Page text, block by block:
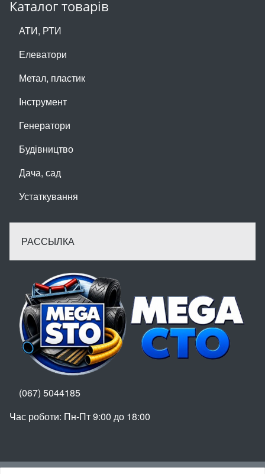
Каталог товарів
АТИ, РТИ
Елеватори
Метал, пластик
Інструмент
Генератори
Будівництво
Дача, сад
Устаткування
РАССЫЛКА
(067) 5044185
Час роботи: Пн-Пт 9:00 до 18:00